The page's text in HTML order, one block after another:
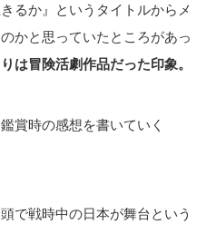
るか』というタイトルからメ
かと思っていたところがあっ
は冒険活劇作品だった印象。
賞時の感想を書いていく
で戦時中の日本が舞台という